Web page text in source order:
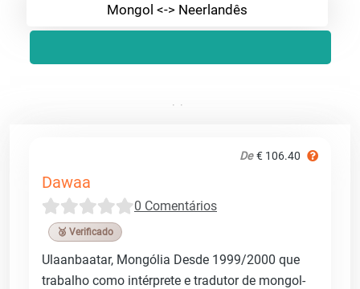
Mongol <-> Neerlandês
De € 106.40
Dawaa
0 Comentários
🥉 Verificado
Ulaanbaatar, Mongólia Desde 1999/2000 que
trabalho como intérprete e tradutor de mongol-